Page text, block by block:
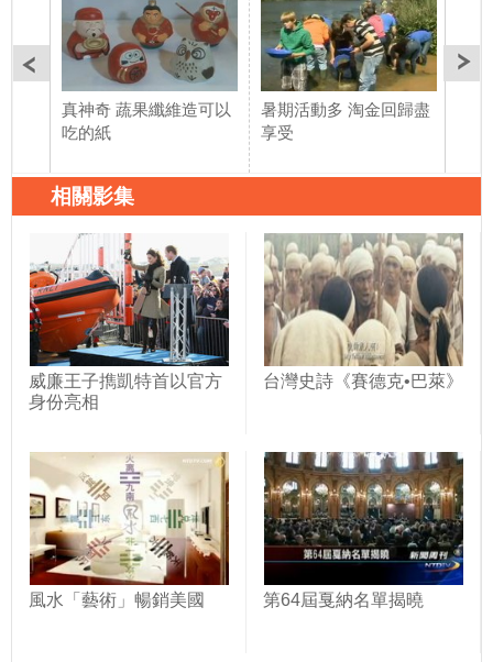
真神奇 蔬果纖維造可以
吃的紙
暑期活動多 淘金回歸盡
享受
相關影集
威廉王子擕凱特首以官方
身份亮相
台灣史詩《賽德克•巴萊》
風水「藝術」暢銷美國 第64屆戛納名單揭曉